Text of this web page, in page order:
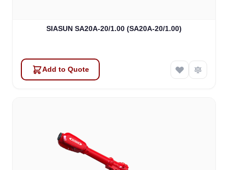
SIASUN SA20A-20/1.00 (SA20A-20/1.00)
Add to Quote